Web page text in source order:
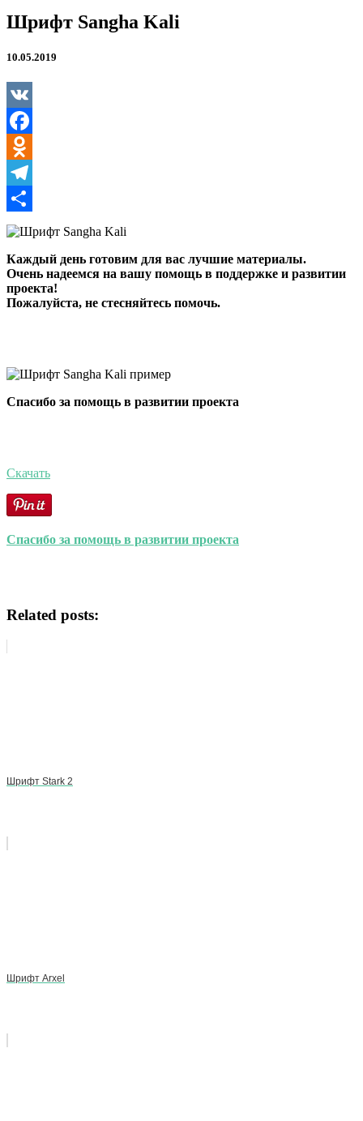
Шрифт Sangha Kali
10.05.2019
VK
Facebook
Odnoklassniki
Telegram
Отправить
Каждый день готовим для вас лучшие материалы.
Очень надеемся на вашу помощь в поддержке и развитии
проекта!
Пожалуйста, не стесняйтесь помочь.
Спасибо за помощь в развитии проекта
Скачать
Спасибо за помощь в развитии проекта
Related posts:
Шрифт Stark 2
Шрифт Arxel